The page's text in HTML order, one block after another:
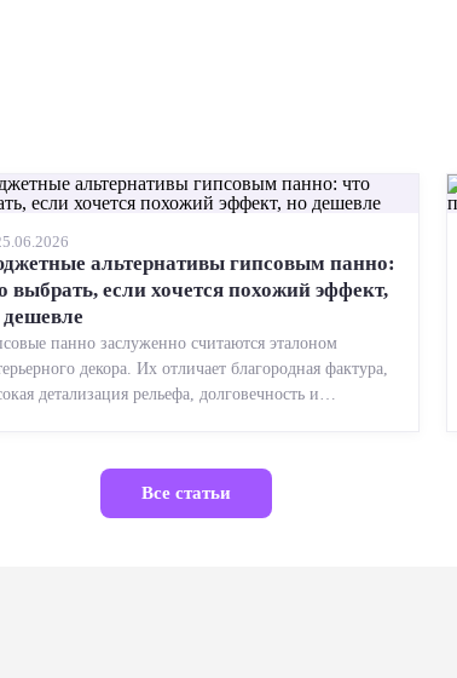
альтернативы гипсовым панно:
выбрать, если хочется похожий эффект,
дешевле
панно заслуженно считаются эталоном
декора. Их отличает благородная фактура,
детализация рельефа, долговечность и
Все статьи